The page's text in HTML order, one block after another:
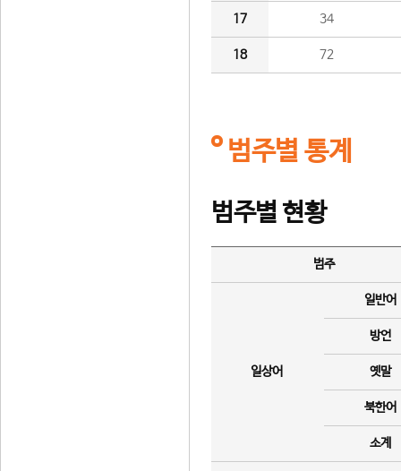
17 34
18 72
범주별 통계
범주별 현황
범주
일상어
일반어
방언
옛말
북한어
소계